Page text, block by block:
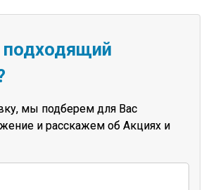
мы подберем для Вас
и расскажем об Акциях и